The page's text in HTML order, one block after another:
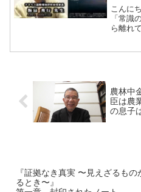
事
こんに
「常識
ら離れ
界で、
でしょ
農林中
臣は農
の息子
『証拠なき真実 〜見えざるもの
るとき〜』